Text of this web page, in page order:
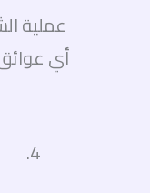
عملية
أي